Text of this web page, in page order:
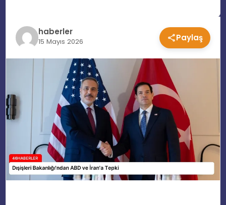
TEKNOLOJI
MAGAZIN
YAŞAM
haberler
15 Mayıs 2026 Paylaş